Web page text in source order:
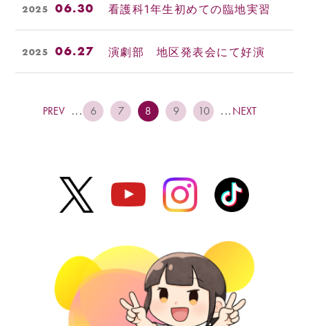
2025 06.30 看護科1年生初めての臨地実習
2025 06.27 演劇部 地区発表会にて好演
PREV ... 6 7 8 9 10 ...NEXT